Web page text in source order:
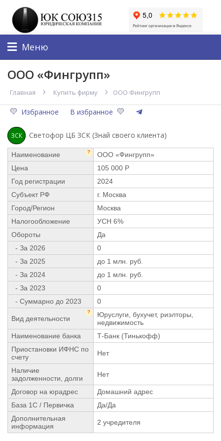
Меню
ООО «Фингрупп»
Главная Купить фирму ООО Фингрупп
Избранное В избранное
ЗСК Светофор ЦБ ЗСК (Знай своего клиента)
Наименование ?
ООО «Фингрупп»
Цена
105 000 Р
Год регистрации
2024
Субъект РФ
г. Москва
Город/Регион
Москва
Налогообложение
УСН 6%
Обороты
Да
- За 2026
0
- За 2025
до 1 млн. руб.
- За 2024
до 1 млн. руб.
- За 2023
0
- Суммарно до 2023
0
Вид деятельности
?
Юруслуги, бухучет, риэлторы,
недвижимость
Наименование банка
Т-Банк (Тинькофф)
Приостановки ИФНС по
счету
Нет
Наличие
задолженности, долги
Нет
Договор на юрадрес
Домашний адрес
База 1С / Первичка
Да/Да
Дополнительная
информация
2 учредителя